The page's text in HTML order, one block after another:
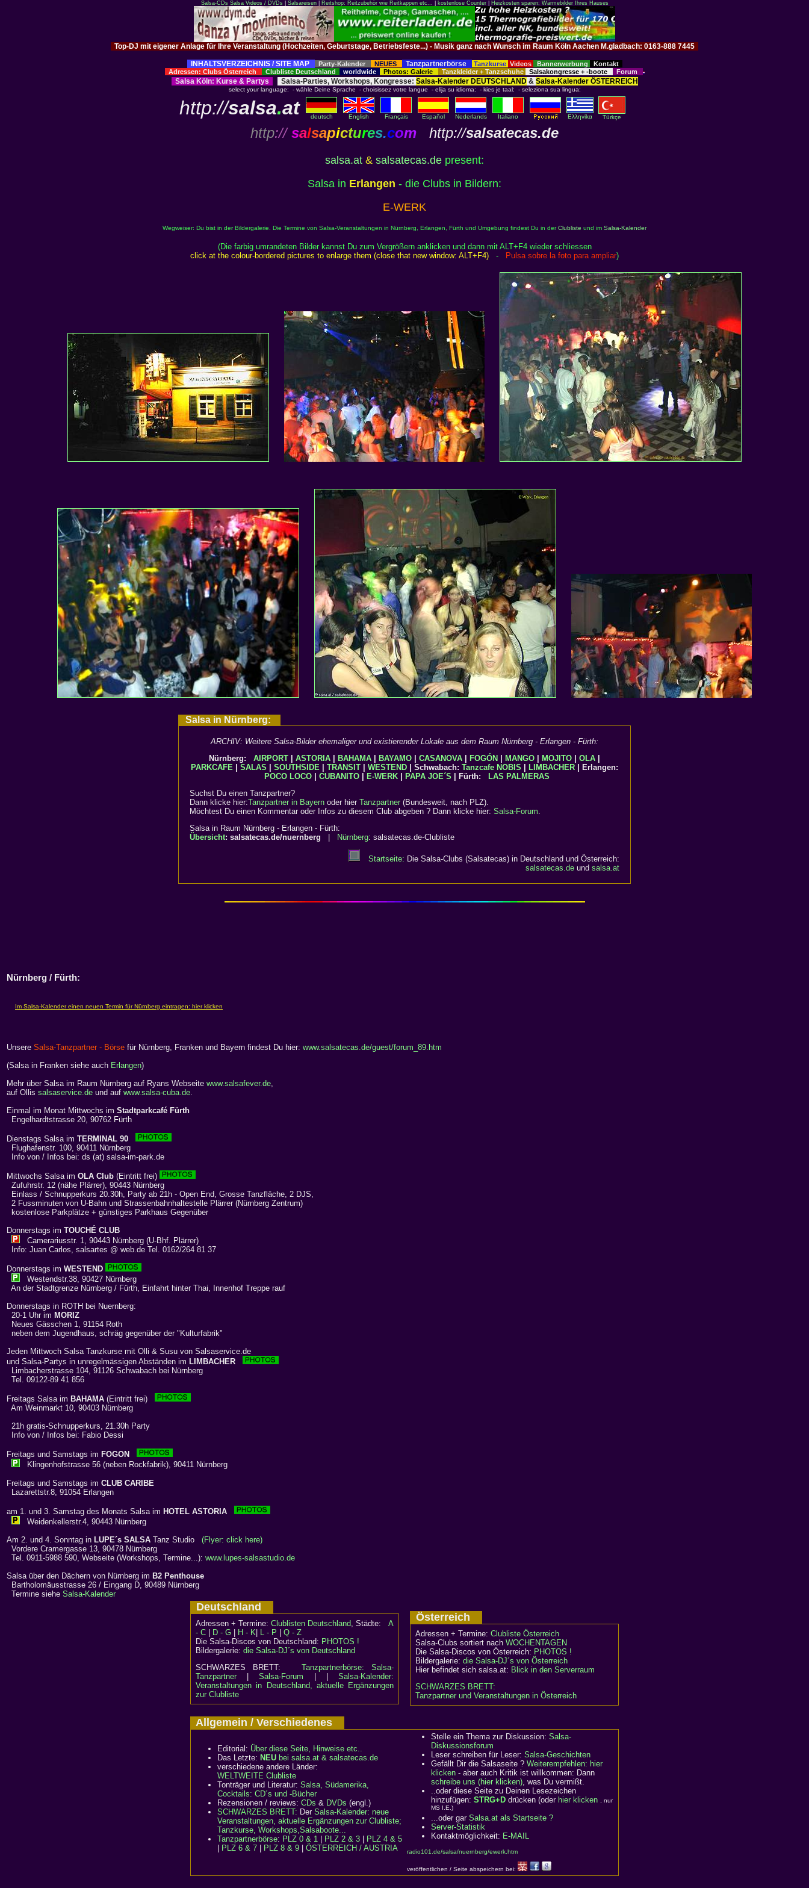
Salsa-CDs Salsa Videos / DVDs| Salsareisen| Reitshop: Reitzubehör wie Reitkappen etc... kostenlose Counter| Heizkosten sparen: Wärmebilder Ihres Hauses
Top-DJ mit eigener Anlage für Ihre Veranstaltung (Hochzeiten, Geburtstage, Betriebsfeste...) - Musik ganz nach Wunsch im Raum Köln Aachen M.gladbach: 0163-888 7445
INHALTSVERZEICHNIS / SITE MAP Party-Kalender NEUES Tanzpartnerbörse Tanzkurse Videos Bannerwerbung
Kontakt
Adressen: Clubs Österreich
Clubliste Deutschland worldwide Photos: Galerie Tanzkleider + Tanzschuhe Salsakongresse + -boote Forum
Salsa Köln: Kurse& Partys Salsa-Parties, Workshops, Kongresse: Salsa-Kalender DEUTSCHLAND& Salsa-Kalender ÖSTERREICH
select your language: - wähle Deine Sprache - choisissez votre langue - elija su idioma: - kies je taal: - seleziona sua lingua:
http://salsa.at deutsch English Français Español Nederlands Italiano Eλληvikα Türkçe
http:// salsapictures.com http://salsatecas.de
salsa.at & salsatecas.de present:
Salsa in Erlangen - die Clubs in Bildern:
E-WERK
Wegweiser: Du bist in der Bildergalerie. Die Termine von Salsa-Veranstaltungen in Nürnberg, Erlangen, Fürth und Umgebung findest Du in derClubliste und im Salsa-Kalender
(Die farbig umrandeten Bilder kannst Du zum Vergrößern anklicken und dann mit ALT+F4 wieder schliessen
click at the colour-bordered pictures to enlarge them (close that new window: ALT+F4)
- Pulsa sobre la foto para ampliar)
Salsa in Nürnberg:
ARCHIV: Weitere Salsa-Bilder ehemaliger und existierender Lokale aus dem Raum Nürnberg - Erlangen - Fürth:
Nürnberg: AIRPORT ASTORIA BAHAMA BAYAMO CASANOVA FOGÓN MANGO MOJITO OLA
PARKCAFE
SALAS SOUTHSIDE TRANSIT WESTEND | Schwabach: Tanzcafe NOBIS LIMBACHER | Erlangen:
POCO LOCO
CUBANITO E-WERK PAPA JOE´S | Fürth:
LAS PALMERAS
Suchst Du einen Tanzpartner?
Dann klicke hier:Tanzpartner in Bayern oder hier Tanzpartner(Bundesweit, nach PLZ).
Möchtest Du einen Kommentar oder Infos zu diesem Club abgeben ? Dann klicke hier: Salsa-Forum.
Salsa in Raum Nürnberg - Erlangen - Fürth:
Übersicht: salsatecas.de/nuernberg Nürnberg: salsatecas.de-Clubliste
Startseite: Die Salsa-Clubs (Salsatecas) in Deutschland und Österreich:
salsatecas.de und salsa.at
Nürnberg / Fürth:
Unsere Salsa-Tanzpartner - Börse für Nürnberg, Franken und Bayern findest Du hier: www.salsatecas.de/guest/forum_89.htm
(Salsa in Franken siehe auch Erlangen)
Mehr über Salsa im Raum Nürnberg auf Ryans Webseite www.salsafever.de,
auf Ollis salsaservice.de und auf www.salsa-cuba.de.
Einmal im Monat Mittwochs im Stadtparkcafé Fürth
Engelhardtstrasse 20, 90762 Fürth
Dienstags Salsa im TERMINAL 90
Flughafenstr. 100, 90411 Nürnberg
Info von / Infos bei: ds (at) salsa-im-park.de
Mittwochs Salsa im OLA Club (Eintritt frei)
Zufuhrstr. 12 (nähe Plärrer), 90443 Nürnberg
Einlass / Schnupperkurs 20.30h, Party ab 21h - Open End, Grosse Tanzfläche, 2 DJS,
2 Fussminuten von U-Bahn und Strassenbahnhaltestelle Plärrer (Nürnberg Zentrum)
kostenlose Parkplätze + günstiges Parkhaus Gegenüber
Donnerstags im TOUCHÉ CLUB
Camerariusstr. 1, 90443 Nürnberg (U-Bhf. Plärrer)
Info: Juan Carlos, salsartes @ web.de Tel. 0162/264 81 37
Donnerstags im WESTEND
Westendstr.38, 90427 Nürnberg
An der Stadtgrenze Nürnberg / Fürth, Einfahrt hinter Thai, Innenhof Treppe rauf
Donnerstags in ROTH bei Nuernberg:
20-1 Uhr im MORIZ
Neues Gässchen 1, 91154 Roth
neben dem Jugendhaus, schräg gegenüber der "Kulturfabrik"
Jeden Mittwoch Salsa Tanzkurse mit Olli & Susu von Salsaservice.de
und Salsa-Partys in unregelmässigen Abständen im LIMBACHER
Limbacherstrasse 104, 91126 Schwabach bei Nürnberg
Tel. 09122-89 41 856
Freitags Salsa im BAHAMA (Eintritt frei)
Am Weinmarkt 10, 90403 Nürnberg
21h gratis-Schnupperkurs, 21.30h Party
Info von / Infos bei: Fabio Dessi
Freitags und Samstags im FOGON
Klingenhofstrasse 56 (neben Rockfabrik), 90411 Nürnberg
Freitags und Samstags im CLUB CARIBE
Lazarettstr.8, 91054 Erlangen
am 1. und 3. Samstag des Monats Salsa im HOTEL ASTORIA
Weidenkellerstr.4, 90443 Nürnberg
Am 2. und 4. Sonntag in LUPE´s SALSA Tanz Studio (Flyer: click here)
Vordere Cramergasse 13, 90478 Nürnberg
Tel. 0911-5988 590, Webseite (Workshops, Termine...): www.lupes-salsastudio.de
Salsa über den Dächern von Nürnberg im B2 Penthouse
Bartholomäusstrasse 26 / Eingang D, 90489 Nürnberg
Termine siehe Salsa-Kalender
Deutschland
Adressen + Termine: Clublisten Deutschland, Städte: A
- C
D - G H - K L - P
Q - Z
Die Salsa-Discos von Deutschland: PHOTOS !
Bildergalerie: die Salsa-DJ´s von Deutschland
SCHWARZES BRETT:Tanzpartnerbörse: Salsa-
Tanzpartner|Salsa-Forum | |Salsa-Kalender:
Veranstaltungen in Deutschland, aktuelle Ergänzungen
zur Clubliste
Österreich
Adressen + Termine: Clubliste Österreich
Salsa-Clubs sortiert nach WOCHENTAGEN
Die Salsa-Discos von Österreich: PHOTOS !
Bildergalerie: die Salsa-DJ´s von Österreich
Hier befindet sich salsa.at: Blick in den Serverraum
SCHWARZES BRETT:
Tanzpartner und Veranstaltungen in Österreich
Allgemein / Verschiedenes
Editorial: Über diese Seite, Hinweise etc..
Das Letzte: NEU bei salsa.at & salsatecas.de
verschiedene andere Länder:
WELTWEITE Clubliste
Tonträger und Literatur: Salsa, Südamerika,
Cocktails: CD´s und -Bücher
Rezensionen / reviews: CDs & DVDs (engl.)
SCHWARZES BRETT: Der Salsa-Kalender: neue
Veranstaltungen, aktuelle Ergänzungen zur Clubliste;
Tanzkurse, Workshops,Salsaboote...
Tanzpartnerbörse: PLZ 0 & 1 PLZ 2 & 3
PLZ 4 & 5
PLZ 6 & 7 PLZ 8 & 9 ÖSTERREICH / AUSTRIA
Stelle ein Thema zur Diskussion: Salsa-
Diskussionsforum
Leser schreiben für Leser: Salsa-Geschichten
Gefällt Dir die Salsaseite ? Weiterempfehlen: hier
klicken - aber auch Kritik ist willkommen: Dann
schreibe uns (hier klicken), was Du vermißt.
..oder diese Seite zu Deinen Lesezeichen
hinzufügen: STRG+D drücken (oder hier klicken , nur
MS I.E.)
...oder gar Salsa.at als Startseite ?
Server-Statistik
Kontaktmöglichkeit: E-MAIL
radio101.de/salsa/nuernberg/ewerk.htm
veröffentlichen / Seite abspeichern bei: